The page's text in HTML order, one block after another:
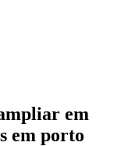
em
em porto